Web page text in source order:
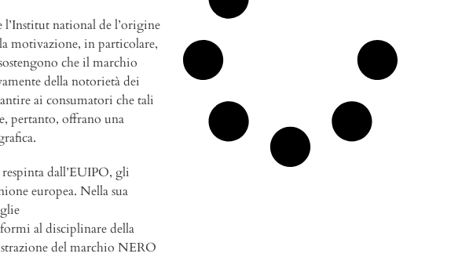
national de l’origine
motivazione, in particolare,
che il marchio
della notorietà dei
ai consumatori che tali
pertanto, offrano una
dall’EUIPO, gli
europea. Nella sua
al disciplinare della
del marchio NERO